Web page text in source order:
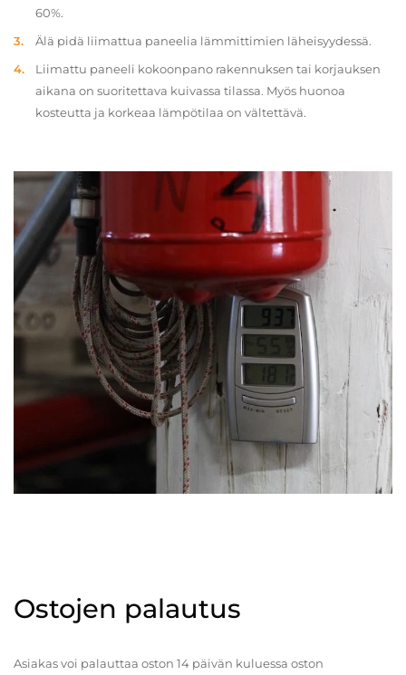
60%.
Älä pidä liimattua paneelia lämmittimien läheisyydessä.
Liimattu paneeli kokoonpano rakennuksen tai korjauksen
aikana on suoritettava kuivassa tilassa. Myös huonoa
kosteutta ja korkeaa lämpötilaa on vältettävä.
Ostojen palautus
Asiakas voi palauttaa oston 14 päivän kuluessa oston